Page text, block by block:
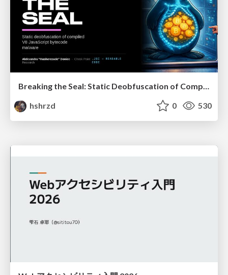
Breaking the Seal: Static Deobfuscation of Compiled V8 JavaScript Bytecode Malware
hshrzd
0 530